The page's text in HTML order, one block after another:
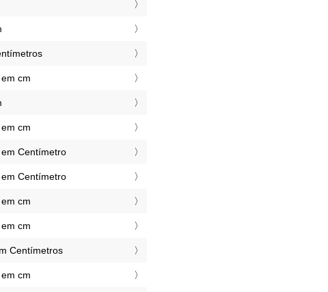
cm
cm
Centímetro
Centímetro
cm
cm
Centímetros
cm